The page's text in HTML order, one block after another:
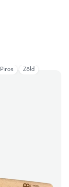
Piros Zöld